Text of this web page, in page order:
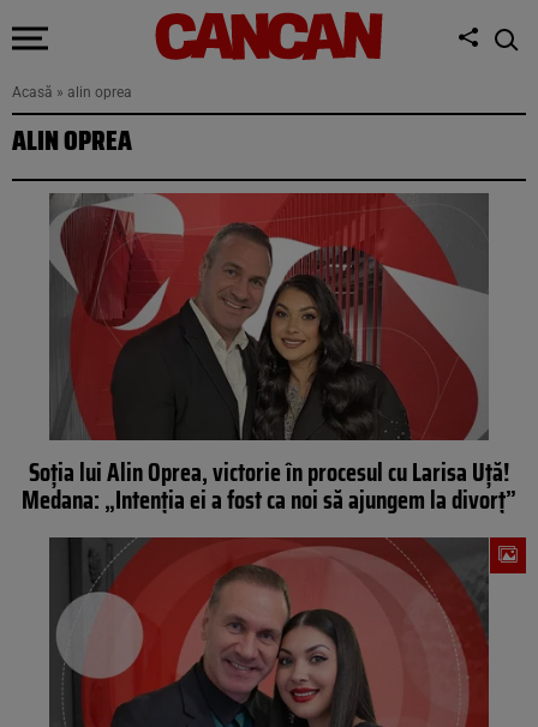
Acasă » alin oprea
ALIN OPREA
Soția lui Alin Oprea, victorie în procesul cu Larisa Uță!
Medana: „Intenția ei a fost ca noi să ajungem la divorț”